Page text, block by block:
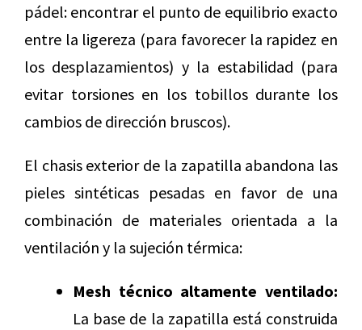
pádel: encontrar el punto de equilibrio exacto
entre la ligereza (para favorecer la rapidez en
los desplazamientos) y la estabilidad (para
evitar torsiones en los tobillos durante los
cambios de dirección bruscos).
El chasis exterior de la zapatilla abandona las
pieles sintéticas pesadas en favor de una
combinación de materiales orientada a la
ventilación y la sujeción térmica:
Mesh técnico altamente ventilado:
La base de la zapatilla está construida